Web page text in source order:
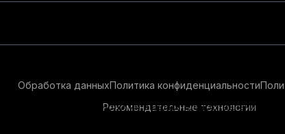
Обработка данныхПолитика конфиденциальности
Рекомендательные технологии
технологии в целях предоставления вам